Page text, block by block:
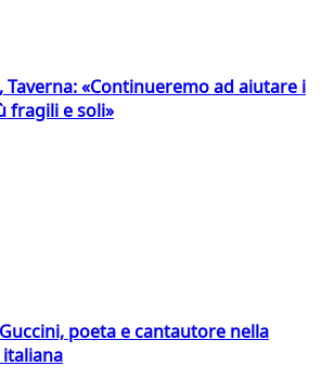
Taverna: «Continueremo ad aiutare i
fragili e soli»
poeta e cantautore nella